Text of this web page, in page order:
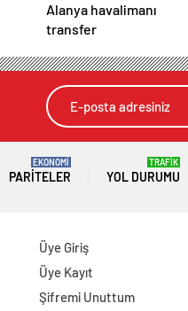
Alanya havalimanı
transfer
PARITELER
EKONOMİ
YOL DURUMU
TRAFİK
Üye Giriş
Üye Kayıt
Şifremi Unuttum